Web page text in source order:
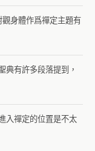
觀身體作爲禪定主題有
典有許多段落提到，
入禪定的位置是不太